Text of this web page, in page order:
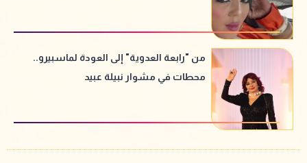
من "رابعة العدوية" إلى العودة لماسبيرو..
محطات في مشوار نبيلة عبيد